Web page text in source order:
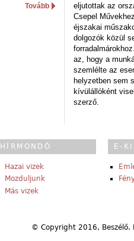
Tovább
eljutottak az
Csepel
éjszakai
dolgozók közül
az, hogy a
szemlélte az
helyzetben sem
kívülállóként
szerző.
HÍRMONDÓ
Hazai vizek
Mozduljunk
Más vizek
E-
© Copyright 2016,